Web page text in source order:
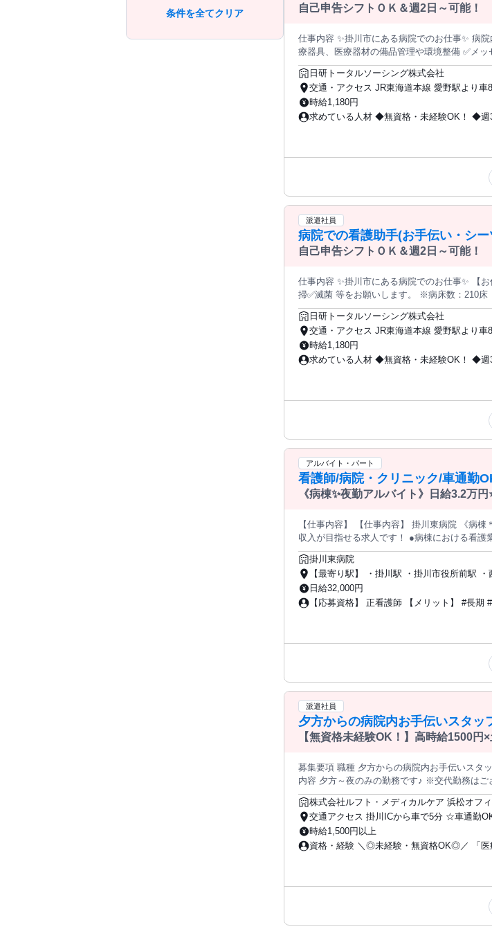
条件を全てクリア 自己申告シフトＯＫ＆週2日～可能！
仕事内容 ✨掛川市にある病院でのお仕事✨ 病院内における患者様の入院生活、及び看護師のサポート業務です。 ✅診
療器具、医療器材の備品管理や環境整備 ✅メ
の生活介助・身体介助 ✅シーツ交換やベッド
補助業務を行います。 医療行為は一切ありません。
から医療業界に！ 業界に憧れはあるけど資格
師の指示通りに作業すればOK！ できることから少しずつお願いしてい
療行為は行えませんが、患者さんとの関わりが
日研トータルソーシング株式会社
交通・アクセス JR東海道本線 愛野駅より
時給1,180円
求めている人材 ◆無資格・未経験OK！ ◆週
派遣社員
病院での看護助手(お手伝い・シ
自己申告シフトＯＫ＆週2日～可能！
仕事内容 ✨掛川市にある病院でのお仕事✨ 【お仕事内容】 病院における看護助手業務全般 ✅身体介護 ✅環境整備 ✅清
掃✅滅菌 等をお願いします。 ※病床数：210床
日研トータルソーシング株式会社
交通・アクセス JR東海道本線 愛野駅より
時給1,180円
求めている人材 ◆無資格・未経験OK！ ◆週
アルバイト・パート
看護師/病院・クリニック/車通勤
《病棟✨夜勤アルバイト》日給3.2万
【仕事内容】 【仕事内容】 掛川東病院 《病
収入が目指せる求人です！ ●病棟における看護業務全般とその他付随する業務をお願いします！ ●基本的に残業はあり
ません◎オンとオフのメリハリをつけてお仕
ライフステージが変わっても働き続ける環境が整っています ☆ 【掛川東病院】 は、医療
介護医療院など多様な病床を備えた340床の地
ています◎勤務は週3日程度～ご希望に合わせ
正社員登用制度もあるため、長期的なキャリ
掛川東病院
【最寄り駅】 ・掛川駅 ・掛川市役所前駅 ・
日給32,000円
【応募資格】 正看護師 【メリット】 #長期 #学歴不問 #経験者歓迎 #ブランクOK #昇
派遣社員
夕方からの病院内お手伝いスタッ
【無資格未経験OK！】高時給1500
募集要項 職種 夕方からの病院内お手伝いスタッフ（夕食
内容 夕方～夜のみの勤務です♪ ※交代勤務はございません！ 夕方からの病院内サポート業務
の配膳下膳 〇薬剤の搬送 〇ガーゼなどの物品
さんから感謝される、 とてもやりがいのあるお仕事です！ 実働6時間15分の夕方から短時間の
両立したい方、Wワークの方、 ブランクのある方も無理なくお仕事で
囲気をお伝えいたしますのでご安心ください
株式会社ルフト・メディカルケア 浜松オフ
交通アクセス 掛川ICから車で5分 ☆車通勤OK(無料駐車場有) 掛川市内だけでなく 袋
井市や菊川市、磐田市からも通いやすい病院
時給1,500円以上
資格・経験 ＼◎未経験・無資格OK◎／ 「医療の現場で働いてみたいけど、資格も経
り教えてくれるので安心して始められます